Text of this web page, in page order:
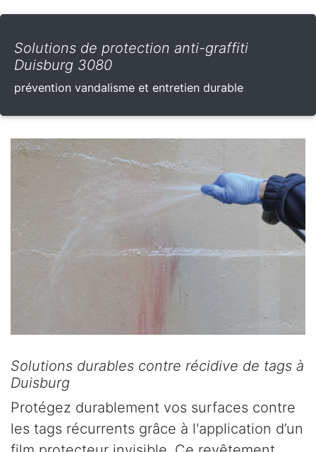
Solutions de protection anti-graffiti
Duisburg 3080
prévention vandalisme et entretien durable
Solutions durables contre récidive de tags à
Duisburg
Protégez durablement vos surfaces contre
les tags récurrents grâce à l'application d’un